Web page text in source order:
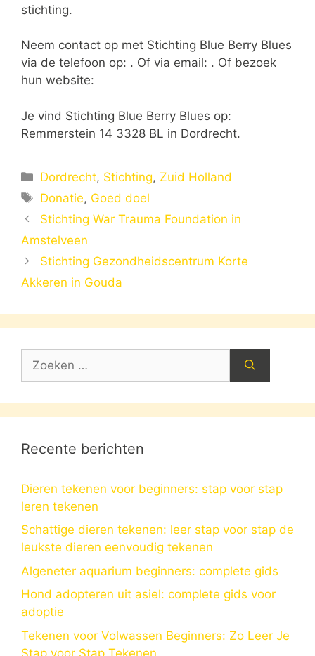
stichting.
Neem contact op met Stichting Blue Berry Blues
via de telefoon op: . Of via email: . Of bezoek
hun website:
Je vind Stichting Blue Berry Blues op:
Remmerstein 14 3328 BL in Dordrecht.
Categorieën
Dordrecht, Stichting, Zuid Holland
Tags
Donatie, Goed doel
Stichting War Trauma Foundation in
Amstelveen
Stichting Gezondheidscentrum Korte
Akkeren in Gouda
naar:
Recente berichten
Dieren tekenen voor beginners: stap voor stap
leren tekenen
Schattige dieren tekenen: leer stap voor stap de
leukste dieren eenvoudig tekenen
Algeneter aquarium beginners: complete gids
Hond adopteren uit asiel: complete gids voor
adoptie
Tekenen voor Volwassen Beginners: Zo Leer Je
Stap voor Stap Tekenen